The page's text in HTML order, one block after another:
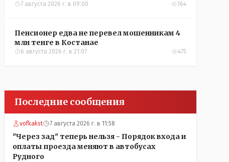
7 августа 2026 г. в 09:00 164
Пенсионер едва не перевел мошенникам 4
млн тенге в Костанае
6 августа 2026 г. в 21:07 475
Последние сообщения
vofkakst 7 августа 2026 г. в 11:58
"Через зад" теперь нельзя - Порядок входа и
оплаты проезда меняют в автобусах
Рудного